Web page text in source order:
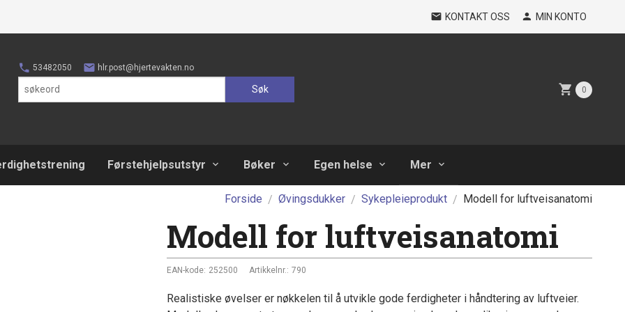
KONTAKT OSS MIN KONTO
53482050 hlr.post@hjertevakten.no
Søk 0
Førstehjelpsutstyr Bøker Egen helse Mer
Forside Øvingsdukker Sykepleieprodukt Modell for luftveisanatomi
Modell for luftveisanatomi
EAN-kode: 252500 Artikkelnr.: 790
Realistiske øvelser er nøkkelen til å utvikle gode ferdigheter i håndtering av luftveier.